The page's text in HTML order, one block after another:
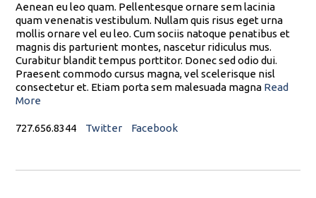
Aenean eu leo quam. Pellentesque ornare sem lacinia
quam venenatis vestibulum. Nullam quis risus eget urna
mollis ornare vel eu leo. Cum sociis natoque penatibus et
magnis dis parturient montes, nascetur ridiculus mus.
Curabitur blandit tempus porttitor. Donec sed odio dui.
Praesent commodo cursus magna, vel scelerisque nisl
consectetur et. Etiam porta sem malesuada magna Read
More
727.656.8344 Twitter Facebook